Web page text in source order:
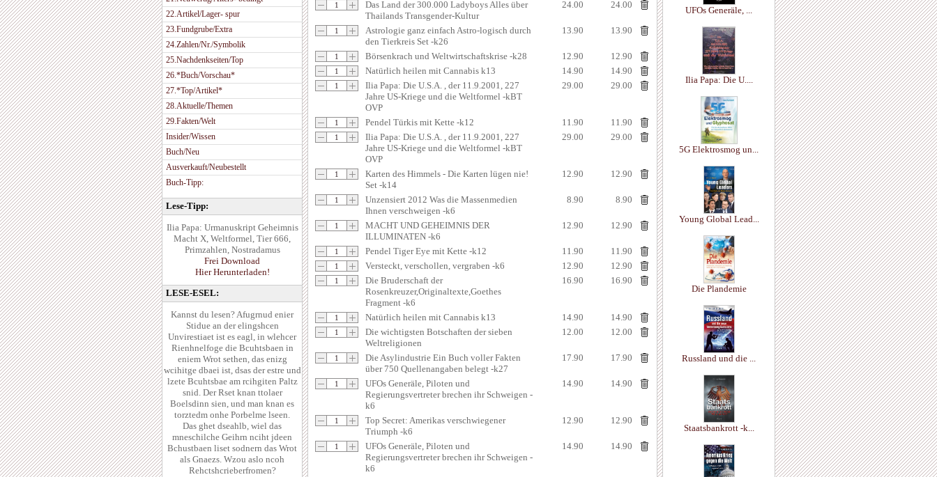
22.Artikel/Lager- spur
23.Fundgrube/Extra
24.Zahlen/Nr./Symbolik
25.Nachdenkseiten/Top
26.*Buch/Vorschau*
27.*Top/Artikel*
28.Aktuelle/Themen
29.Fakten/Welt
Insider/Wissen
Buch/Neu
Ausverkauft/Neubestellt
Buch-Tipp:
Lese-Tipp:
Ilia Papa: Urmanuskript Geheimnis
Macht X, Weltformel, Tier 666,
Primzahlen, Nostradamus
Frei Download
Hier Herunterladen!
LESE-ESEL:
Kannst du lesen? Afugrnud enier
Stidue an der elingshcen
Unvirestiaet ist es eagl, in wlehcer
Rienhnelfoge die Bcuhtsbaen in
eniem Wrot sethen, das enizg
wcihitge dbaei ist, dsas der estre und
lzete Bcuhtsbae am rcihgiten Paltz
snid. Der Rset knan ttolaer
Boelsdinn sien, und man knan es
torztedm onhe Porbelme lseen.
Das ghet dseahlb, wiel das
mneschilche Geihrn nciht jdeen
Bchustbaen liset sodnern das Wrot
als Gnaezs. Wzou aslo ncoh
Rehctshcrieberfromen?
Das Land der 300.000 Ladyboys Alles über
Thailands Transgender-Kultur
24.00 24.00
Astrologie ganz einfach Astro-logisch durch
den Tierkreis Set -k26
13.90 13.90
Börsenkrach und Weltwirtschaftskrise -k28 12.90
12.90
Natürlich heilen mit Cannabis k13
14.90
14.90
Ilia Papa: Die U.S.A. , der 11.9.2001, 227
Jahre US-Kriege und die Weltformel -kBT
OVP
29.00 29.00
Pendel Türkis mit Kette -k12 11.90
11.90
Ilia Papa: Die U.S.A. , der 11.9.2001, 227
Jahre US-Kriege und die Weltformel -kBT
OVP
29.00 29.00
Karten des Himmels - Die Karten lügen nie!
Set -k14
12.90 12.90
Unzensiert 2012 Was die Massenmedien
Ihnen verschweigen -k6
8.90 8.90
MACHT UND GEHEIMNIS DER
ILLUMINATEN -k6
12.90 12.90
Pendel Tiger Eye mit Kette -k12 11.90
11.90
Versteckt, verschollen, vergraben -k6
12.90
12.90
Die Bruderschaft der
Rosenkreuzer,Originaltexte,Goethes
Fragment -k6
16.90 16.90
Natürlich heilen mit Cannabis k13 14.90
14.90
Die wichtigsten Botschaften der sieben
Weltreligionen
12.00 12.00
Die Asylindustrie Ein Buch voller Fakten
über 750 Quellenangaben belegt -k27
17.90 17.90
UFOs Generäle, Piloten und
Regierungsvertreter brechen ihr Schweigen -
k6
14.90 14.90
Top Secret: Amerikas verschwiegener
Triumph -k6
12.90 12.90
UFOs Generäle, Piloten und
Regierungsvertreter brechen ihr Schweigen -
k6
14.90 14.90
UFOs Generäle, ...
Ilia Papa: Die U....
5G Elektrosmog un...
Young Global Lead...
Die Plandemie
Russland und die ...
Staatsbankrott -k...